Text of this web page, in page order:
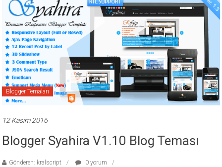
Blogger Temaları
12 Kasım 2016
Blogger Syahira V1.10 Blog Teması
Gönderen: kralscript
0 yorum